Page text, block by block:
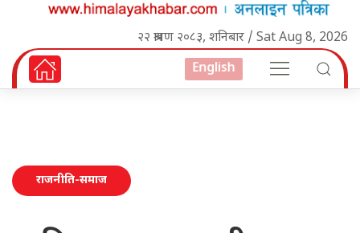
२२ श्रावण २०८३, शनिबार / Sat Aug 8, 2026
English
राजनीति-समाज